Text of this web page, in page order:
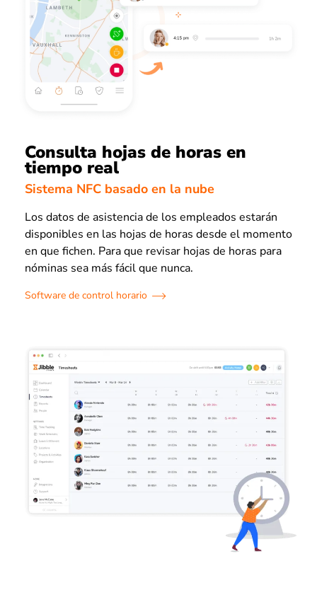
Consulta hojas de horas en
tiempo real
Sistema NFC basado en la nube
Los datos de asistencia de los empleados estarán
disponibles en las hojas de horas desde el momento
en que fichen. Para que revisar hojas de horas para
nóminas sea más fácil que nunca.
Software de control horario